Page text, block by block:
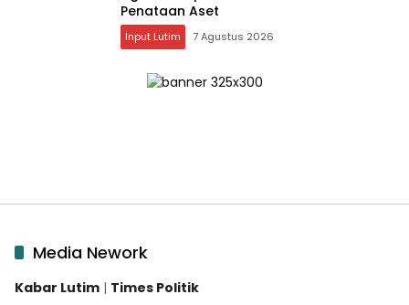
Penataan Aset
Input Lutim 7 Agustus 2026
Media Nework
Kabar Lutim | Times Politik